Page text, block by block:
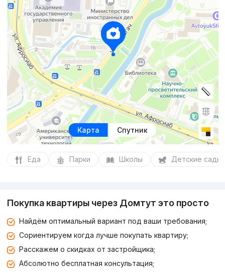
Карта Спутник
Еда Парки Школы Детские сады
Покупка квартиры через Домтут это просто
Найдём оптимальный вариант под ваши требования;
Сориентируем когда лучше покупать квартиру;
Расскажем о скидках от застройщика;
Абсолютно бесплатная консультация;